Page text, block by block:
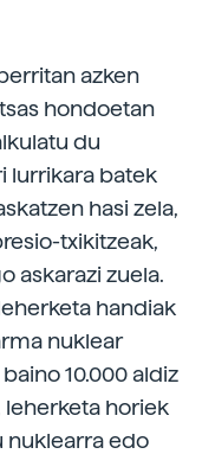
azken
hondoetan
du
lurrikara batek
hasi zela,
txikitzeak,
askarazi zuela.
handiak
nuklear
10.000 aldiz
leherketa horiek
nuklearra edo